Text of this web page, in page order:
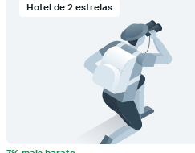
Hotel de 2 estrelas